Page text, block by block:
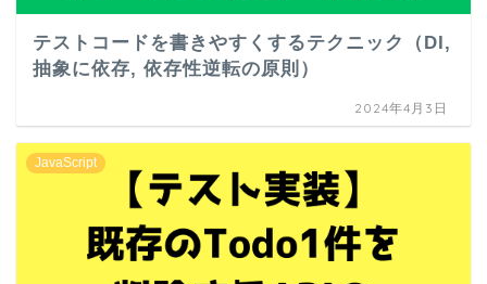
テストコードを書きやすくするテクニック（DI,
抽象に依存, 依存性逆転の原則）
2024年4月3日
JavaScript